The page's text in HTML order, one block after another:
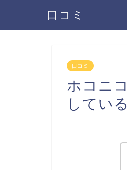
口コミ
口コミ
ホコニ
してい